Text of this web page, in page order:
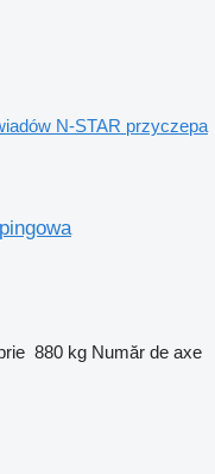
N-STAR przyczepa
880 kg Număr de axe